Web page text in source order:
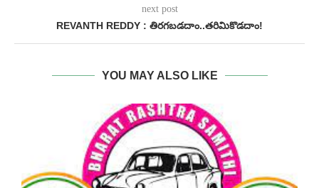
next post
REVANTH REDDY : తిరగబడదాం..తరిమికొడదాం!
YOU MAY ALSO LIKE